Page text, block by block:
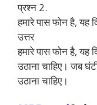
प्रश्न 2.
हमारे पास फोन है, यह
उत्तर
हमारे पास फोन है, यह
उठाना चाहिए। जब
उठाना चाहिए।